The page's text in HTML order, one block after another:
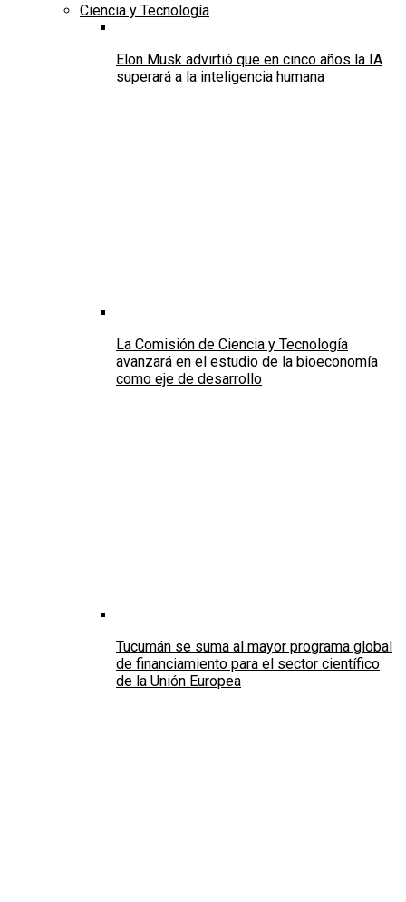
Ciencia y Tecnología
Elon Musk advirtió que en cinco años la IA
superará a la inteligencia humana
La Comisión de Ciencia y Tecnología
avanzará en el estudio de la bioeconomía
como eje de desarrollo
Tucumán se suma al mayor programa global
de financiamiento para el sector científico
de la Unión Europea